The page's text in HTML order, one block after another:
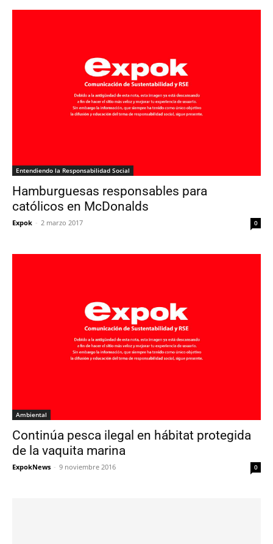
Entendiendo la Responsabilidad Social
Hamburguesas responsables para
católicos en McDonalds
Expok - 2 marzo 2017 0
Ambiental
Continúa pesca ilegal en hábitat protegida
de la vaquita marina
ExpokNews - 9 noviembre 2016 0